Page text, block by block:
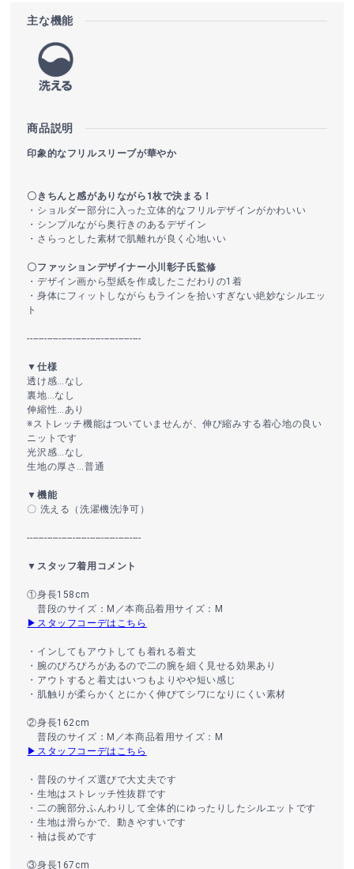
主な機能
商品説明
印象的なフリルスリーブが華やか
〇きちんと感がありながら1枚で決まる！
・ショルダー部分に入った立体的なフリルデザインがかわいい
・シンプルながら奥行きのあるデザイン
・さらっとした素材で肌離れが良く心地いい
〇ファッションデザイナー小川彰子氏監修
・デザイン画から型紙を作成したこだわりの1着
・身体にフィットしながらもラインを拾いすぎない絶妙なシルエッ
ト
----------------------------------------
▼仕様
透け感…なし
裏地…なし
伸縮性…あり
※ストレッチ機能はついていませんが、伸び縮みする着心地の良い
ニットです
光沢感…なし
生地の厚さ…普通
▼機能
〇 洗える（洗濯機洗浄可）
----------------------------------------
▼スタッフ着用コメント
①身長158cm
普段のサイズ：M／本商品着用サイズ：M
▶スタッフコーデはこちら
・インしてもアウトしても着れる着丈
・腕のぴろぴろがあるので二の腕を細く見せる効果あり
・アウトすると着丈はいつもよりやや短い感じ
・肌触りが柔らかくとにかく伸びてシワになりにくい素材
②身長162cm
普段のサイズ：M／本商品着用サイズ：M
▶スタッフコーデはこちら
・普段のサイズ選びで大丈夫です
・生地はストレッチ性抜群です
・二の腕部分ふんわりして全体的にゆったりしたシルエットです
・生地は滑らかで、動きやすいです
・袖は長めです
③身長167cm